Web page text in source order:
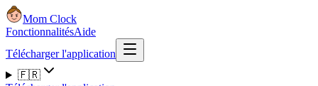
Mom Clock
FonctionnalitésAide
Télécharger l'application
🇫🇷